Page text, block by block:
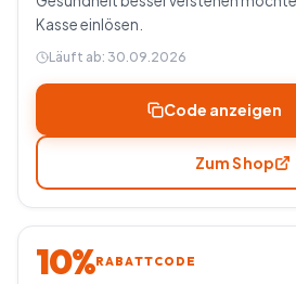
Kasse einlösen.
Läuft ab: 30.09.2026
Code anzeigen
Zum Shop
10%RABATTCODE